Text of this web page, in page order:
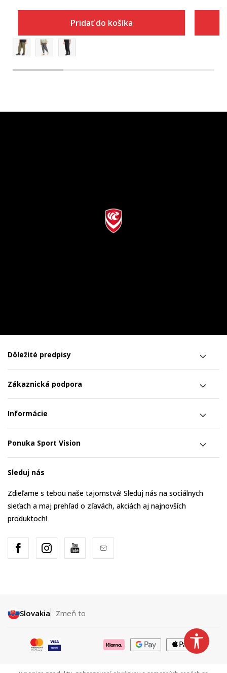
Pridať do košíka
Dôležité predpisy
Zákaznická podpora
Informácie
Ponuka Sport Vision
Sleduj nás
Zdieľame s tebou naše tajomstvá! Sleduj nás na sociálnych
sieťach a maj prehľad o zľavách, akciách aj najnovších
produktoch!
Slovakia Zmeň to